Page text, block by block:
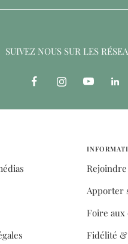
SUIVEZ NOUS SUR LES
Apporter
Foire aux
Fidélité &